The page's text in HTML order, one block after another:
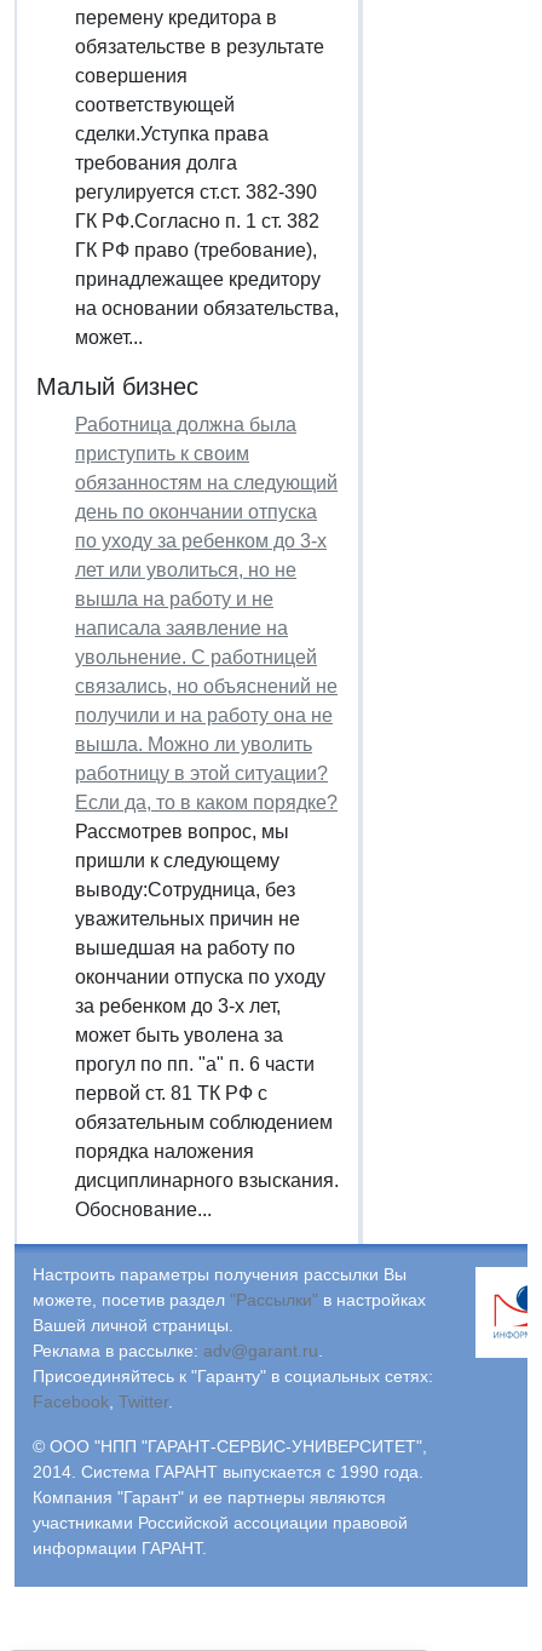
перемену кредитора в
обязательстве в результате
совершения
соответствующей
сделки.Уступка права
требования долга
регулируется ст.ст. 382-390
ГК РФ.Согласно п. 1 ст. 382
ГК РФ право (требование),
принадлежащее кредитору
на основании обязательства,
может...
Малый бизнес
Работница должна была
приступить к своим
обязанностям на следующий
день по окончании отпуска
по уходу за ребенком до 3-х
лет или уволиться, но не
вышла на работу и не
написала заявление на
увольнение. С работницей
связались, но объяснений не
получили и на работу она не
вышла. Можно ли уволить
работницу в этой ситуации?
Если да, то в каком порядке?
Рассмотрев вопрос, мы
пришли к следующему
выводу:Сотрудница, без
уважительных причин не
вышедшая на работу по
окончании отпуска по уходу
за ребенком до 3-х лет,
может быть уволена за
прогул по пп. "а" п. 6 части
первой ст. 81 ТК РФ с
обязательным соблюдением
порядка наложения
дисциплинарного взыскания.
Обоснование...
Настроить параметры получения рассылки Вы
можете, посетив раздел "Рассылки" в настройках
Вашей личной страницы.
Реклама в рассылке: adv@garant.ru
Присоединяйтесь к "Гаранту" в социальных сетях:
Facebook Twitter.
© ООО "НПП "ГАРАНТ-СЕРВИС-УНИВЕРСИТЕТ",
2014. Система ГАРАНТ выпускается с 1990 года.
Компания "Гарант" и ее партнеры являются
участниками Российской ассоциации правовой
информации ГАРАНТ.